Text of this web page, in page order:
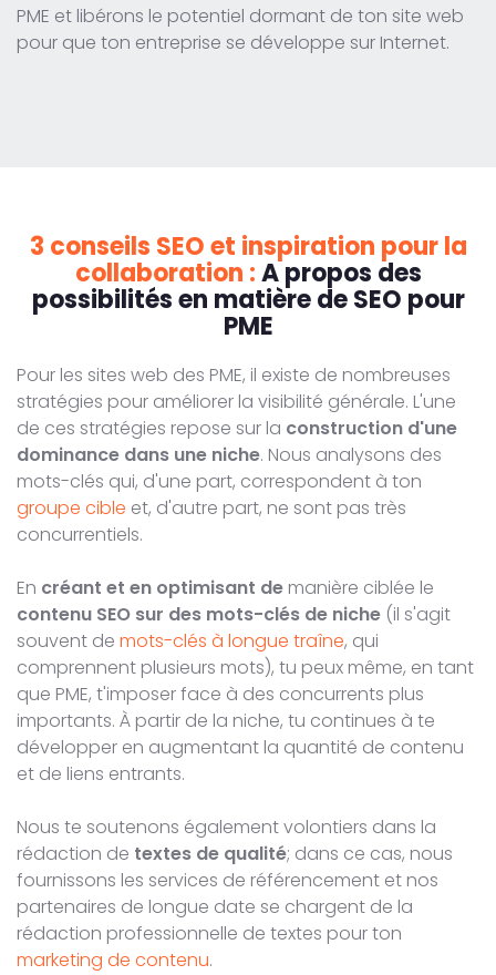
PME et libérons le potentiel dormant de ton site web
pour que ton entreprise se développe sur Internet.
3 conseils SEO et inspiration pour la
collaboration :A propos des
possibilités en matière de SEO pour
PME
Pour les sites web des PME, il existe de nombreuses
stratégies pour améliorer la visibilité générale. L'une
de ces stratégies repose sur la construction d'une
dominance dans une niche. Nous analysons des
mots-clés qui, d'une part, correspondent à ton
groupe cible et, d'autre part, ne sont pas très
concurrentiels.
En créant et en optimisant de manière ciblée le
contenu SEO sur des mots-clés de niche (il s'agit
souvent de mots-clés à longue traîne, qui
comprennent plusieurs mots), tu peux même, en tant
que PME, t'imposer face à des concurrents plus
importants. À partir de la niche, tu continues à te
développer en augmentant la quantité de contenu
et de liens entrants.
Nous te soutenons également volontiers dans la
rédaction de textes de qualité; dans ce cas, nous
fournissons les services de référencement et nos
partenaires de longue date se chargent de la
rédaction professionnelle de textes pour ton
marketing de contenu.